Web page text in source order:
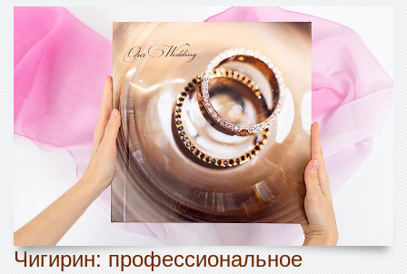
Чигирин: профессиональное